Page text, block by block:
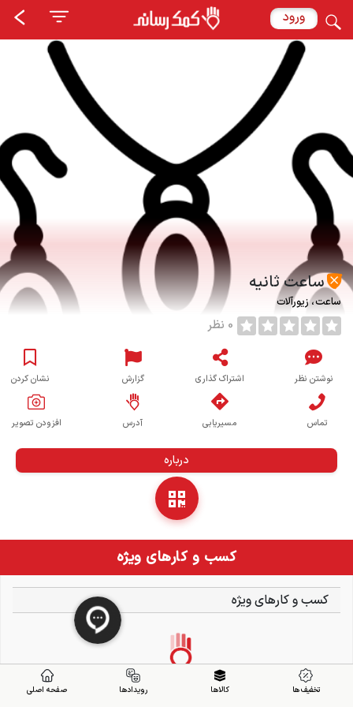
ورود
ساعت ثانیه
ساعت زیورآلات
0 نظر
نوشتن نظر اشتراک گذاری گزارش نشان کردن
تماس مسیریابی آدرس افزودن تصویر
درباره
کسب و کارهای ویژه
کسب و کارهای ویژه
تخفیف ها کالاها رویدادها صفحه اصلی